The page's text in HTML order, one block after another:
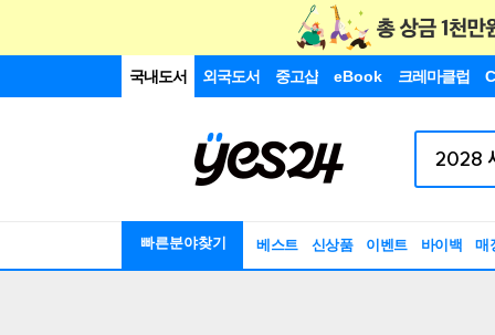
국내도서 외국도서 중고샵 eBook 크레마클럽
빠른분야찾기 베스트 신상품 이벤트 바이백 매